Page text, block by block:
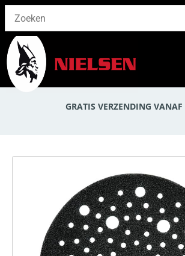
GRATIS VERZENDING